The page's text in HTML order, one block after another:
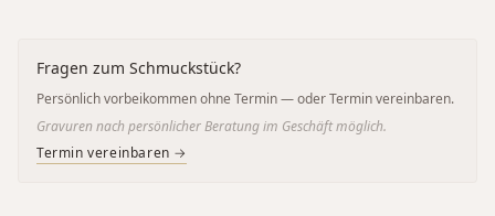
Fragen zum Schmuckstück?
Persönlich vorbeikommen ohne Termin — oder Termin vereinbaren.
Gravuren nach persönlicher Beratung im Geschäft möglich.
Termin vereinbaren →